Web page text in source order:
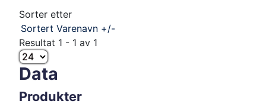
Sorter etter
Sortert Varenavn +/-
Resultat 1 - 1 av 1
Data
Produkter